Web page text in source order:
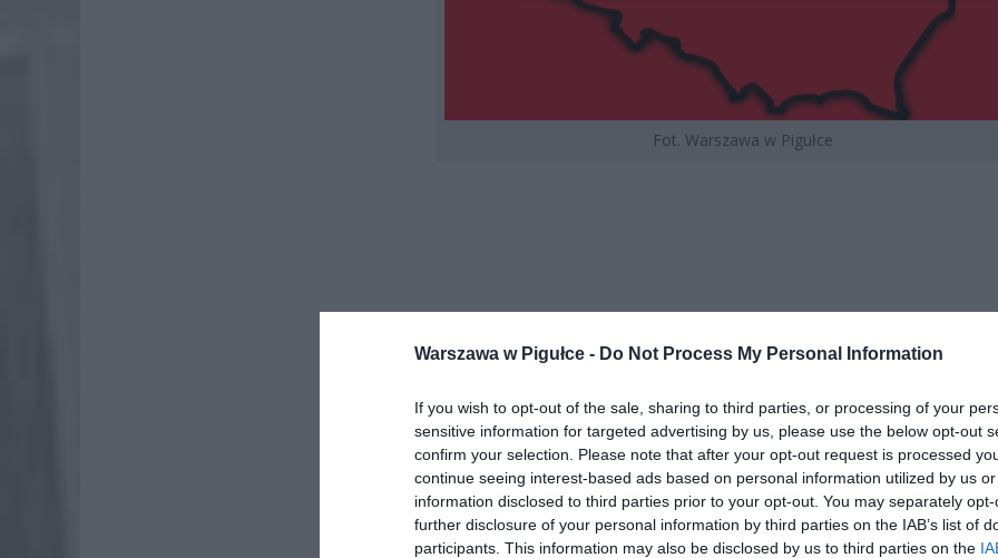
Warszawa w Pigułce - Do Not Process My Personal Information
If you wish to opt-out of the sale, sharing to third parties, or processing of your
sensitive information for targeted advertising by us, please use the below opt-out
confirm your selection. Please note that after your opt-out request is processed
continue seeing interest-based ads based on personal information utilized by us
information disclosed to third parties prior to your opt-out. You may separately
further disclosure of your personal information by third parties on the IAB’s list of
participants. This information may also be disclosed by us to third parties on the
Fot. Warszawa w Pigułce